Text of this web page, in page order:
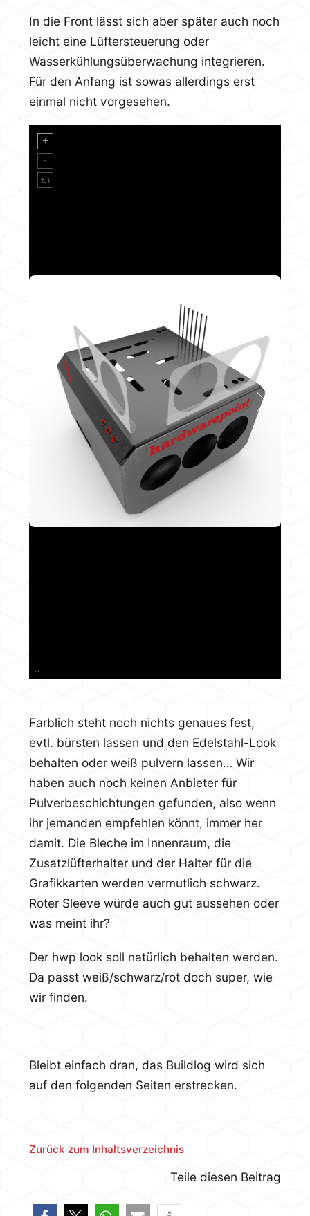
In die Front lässt sich aber später auch noch
leicht eine Lüftersteuerung oder
Wasserkühlungsüberwachung integrieren.
Für den Anfang ist sowas allerdings erst
einmal nicht vorgesehen.
Farblich steht noch nichts genaues fest,
evtl. bürsten lassen und den Edelstahl-Look
behalten oder weiß pulvern lassen… Wir
haben auch noch keinen Anbieter für
Pulverbeschichtungen gefunden, also wenn
ihr jemanden empfehlen könnt, immer her
damit. Die Bleche im Innenraum, die
Zusatzlüfterhalter und der Halter für die
Grafikkarten werden vermutlich schwarz.
Roter Sleeve würde auch gut aussehen oder
was meint ihr?
Der hwp look soll natürlich behalten werden.
Da passt weiß/schwarz/rot doch super, wie
wir finden.
Bleibt einfach dran, das Buildlog wird sich
auf den folgenden Seiten erstrecken.
Zurück zum Inhaltsverzeichnis
Teile diesen Beitrag